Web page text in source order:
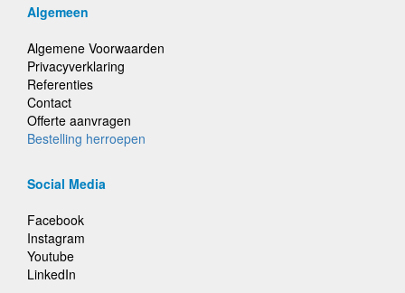
Algemeen
Algemene Voorwaarden
Privacyverklaring
Referenties
Contact
Offerte aanvragen
Bestelling herroepen
Social Media
Facebook
Instagram
Youtube
LinkedIn